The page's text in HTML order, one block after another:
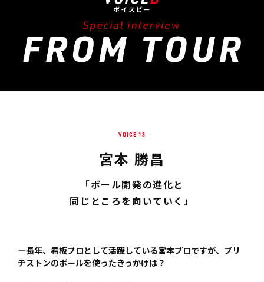
VOICE 13
宮本 勝昌
「ボール開発の進化と
同じところを向いていく」
—長年、看板プロとして活躍している宮本プロですが、ブリ
ヂストンのボールを使ったきっかけは？